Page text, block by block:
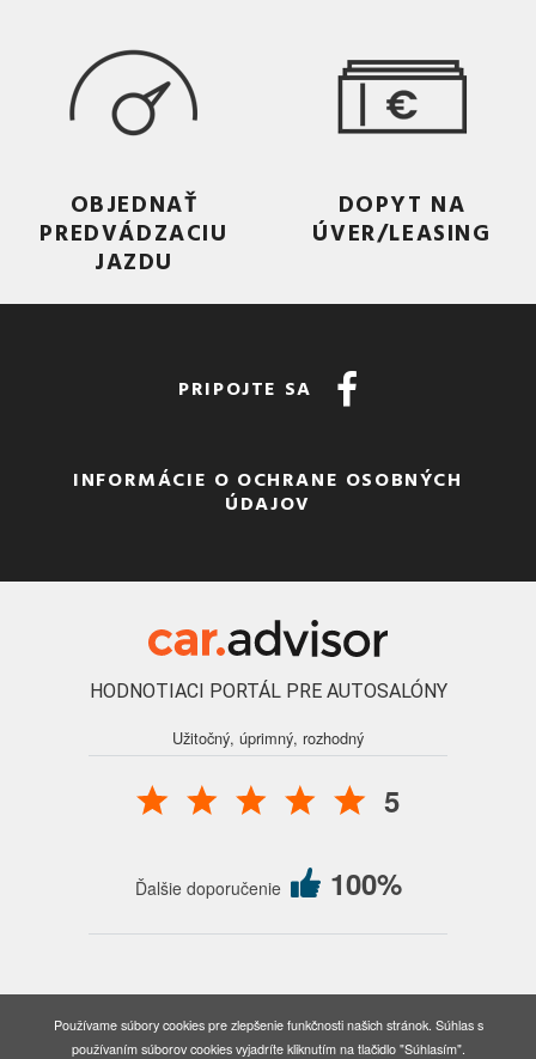
OBJEDNAŤ
PREDVÁDZACIU
JAZDU
DOPYT NA
ÚVER/LEASING
PRIPOJTE SA
INFORMÁCIE O OCHRANE OSOBNÝCH
ÚDAJOV
HODNOTIACI PORTÁL PRE AUTOSALÓNY
Užitočný, úprimný, rozhodný
5
Ďalšie doporučenie 100%
Nastavenia cookies
Používame súbory cookies pre zlepšenie funkčnosti našich stránok. Súhlas s
používaním súborov cookies vyjadríte kliknutím na tlačidlo "Súhlasím".